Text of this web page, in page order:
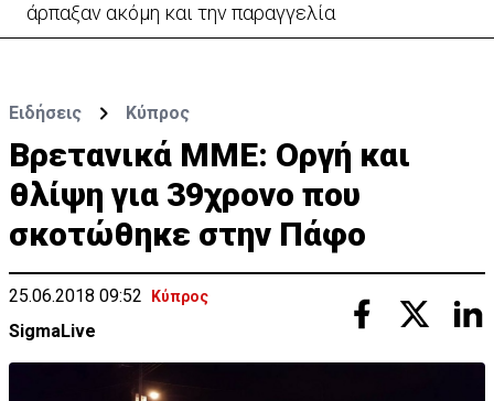
πόλεμο με το Ιράν
Ειδήσεις Κύπρος
Βρετανικά ΜΜΕ: Οργή και
θλίψη για 39χρονο που
σκοτώθηκε στην Πάφο
25.06.2018 09:52 Κύπρος
SigmaLive